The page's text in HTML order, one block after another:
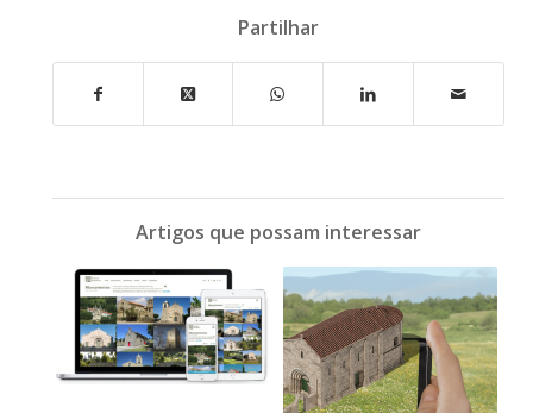
Partilhar
Artigos que possam interessar